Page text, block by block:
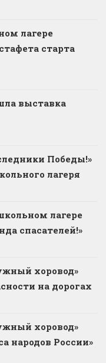
лагере
старта
выставка
Победы!»
лагеря
лагере
спасателей!»
хоровод»
на дорогах
хоровод»
народов России»